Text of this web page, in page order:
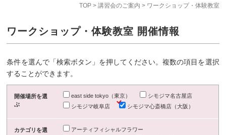
TOP> 講習会のご案内 > ワークショップ・体験教室
ワークショップ・体験教室 開催情報
条件を選んで「検索ボタン」を押してください。複数の項目を選択
することができます。
開催場所を選
ぶ
east side tokyo（東京）
シモジマ名古屋店
シモジマ岐阜店
シモジマ心斎橋店（大阪）
カテゴリを選
アーティフィシャルフラワー